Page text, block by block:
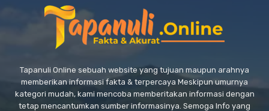
Tapanuli Online sebuah website yang tujuan maupun arahnya
memberikan informasi fakta & terpercaya Meskipun umurnya
kategori mudah, kami mencoba memberitakan informasi dengan
tetap mencantumkan sumber informasinya. Semoga Info yang